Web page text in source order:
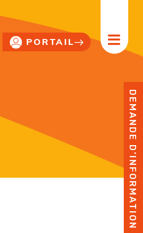
PORTAIL
DEMANDE D’INFORMATION